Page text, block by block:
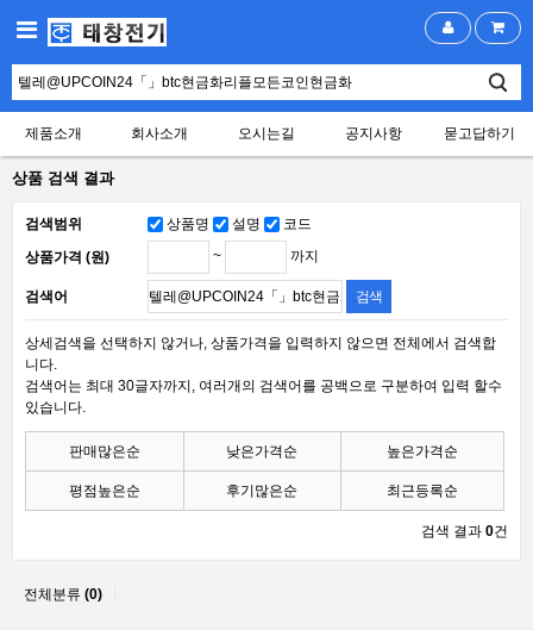
제품소개 회사소개 오시는길 공지사항 묻고답하기
상품 검색 결과
검색범위 상품명 설명
코드
상품가격 (원)
~ 까지
검색어
상세검색을 선택하지 않거나, 상품가격을 입력하지 않으면 전체에서 검색합
니다.
검색어는 최대 30글자까지, 여러개의 검색어를 공백으로 구분하여 입력 할수
있습니다.
판매많은순 낮은가격순 높은가격순
평점높은순 후기많은순 최근등록순
검색 결과 0건
전체분류 (0)